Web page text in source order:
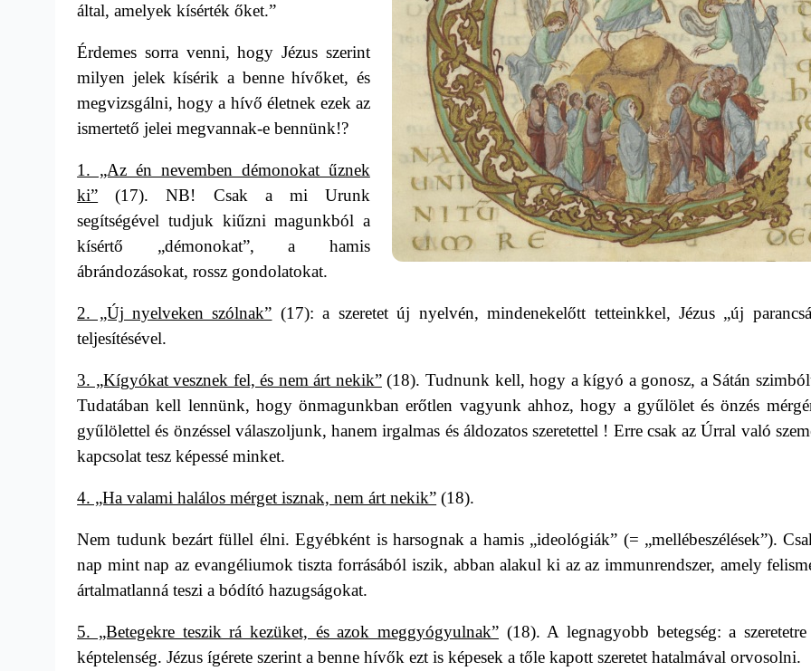
által, amelyek kísérték őket.”
Érdemes sorra venni, hogy Jézus szerint
milyen jelek kísérik a benne hívőket, és
megvizsgálni, hogy a hívő életnek ezek az
ismertető jelei megvannak-e bennünk!?
1. „Az én nevemben démonokat űznek
ki” (17). NB! Csak a mi Urunk
segítségével tudjuk kiűzni magunkból a
kísértő „démonokat”, a hamis
ábrándozásokat, rossz gondolatokat.
2. „Új nyelveken szólnak” (17):a szeretet új nyelvén,mindenekelőtt tetteinkkel, Jézus „új
teljesítésével.
3. „Kígyókat vesznek fel, és nem árt nekik”(18).Tudnunk kell, hogy a kígyó a gonosz, a Sátán
Tudatában kell lennünk, hogy önmagunkban erőtlen vagyunk ahhoz, hogy a gyűlölet és önzés
gyűlölettel és önzéssel válaszoljunk, hanem irgalmas és áldozatos szeretettel ! Erre csak az Úrral való
kapcsolat tesz képessé minket.
4. „Ha valami halálos mérget isznak, nem árt nekik” (18).
Nem tudunk bezárt füllel élni. Egyébként is harsognak a hamis „ideológiák” (= „mellébeszélések”).
nap mint nap az evangéliumok tiszta forrásából iszik, abban alakul ki az az immunrendszer, amely
ártalmatlanná teszi a bódító hazugságokat.
5. „Betegekre teszik rá kezüket, és azok meggyógyulnak” (18). A legnagyobb betegség: a
képtelenség. Jézus ígérete szerint a benne hívők ezt is képesek a tőle kapott szeretet hatalmával orvosolni.